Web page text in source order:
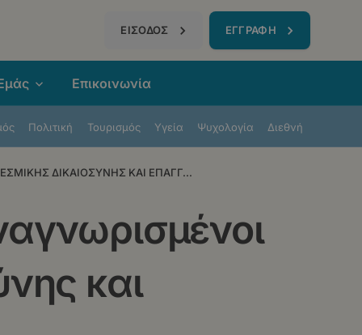
ΕΙΣΟΔΟΣ ΕΓΓΡΑΦΗ
Πολιτική Τουρισμός Υγεία Ψυχολογία Διεθνή
Επικοινωνία
ΔΙΚΑΙΟΣΥΝΗΣ ΚΑΙ ΕΠΑΓΓ...
και